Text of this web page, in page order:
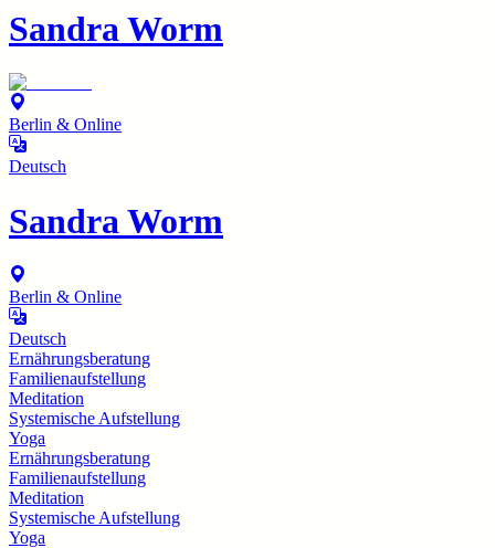
Sandra Worm
Berlin & Online
Deutsch
Sandra Worm
Berlin & Online
Deutsch
Ernährungsberatung
Familienaufstellung
Meditation
Systemische Aufstellung
Yoga
Ernährungsberatung
Familienaufstellung
Meditation
Systemische Aufstellung
Yoga